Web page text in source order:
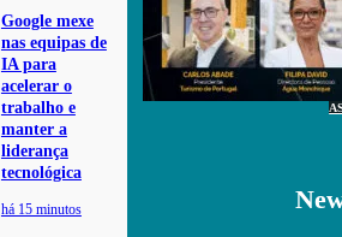
Google mexe
nas equipas de
IA para
acelerar o
trabalho e
manter a
liderança
tecnológica
há 15 minutos